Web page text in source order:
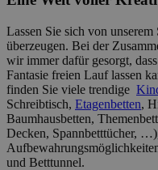
Lassen Sie sich von unserem
überzeugen. Bei der
wir immer dafür gesorgt,
Fantasie freien Lauf lassen
finden Sie viele trendige
Schreibtisch, Etagenbetten,
Baumhausbetten,
Decken, Spannbetttücher,
und Betttunnel.